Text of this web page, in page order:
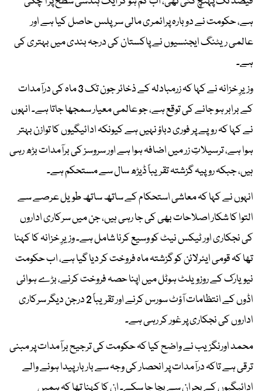
ہے، حکومت نے دوبارہ پرائمری مالی سرپلس حاصل کیا ہے اور
عالمی ریٹنگ ایجنسیوں نے پاکستان کی درجہ بندی میں بہتری کی
ہے۔
وزیرِ خزانہ نے کہا کہ زرمبادلہ کے ذخائر جون تک 3 ماہ کی درآمدات
کے برابر ہو جانے کی توقع ہے، جو عالمی معیار سمجھا جاتا ہے۔ انہوں
نے کہا کہ روپے پر فوری دباؤ نہیں ہے کیونکہ ادائیگیوں کا توازن بہتر
ہوا ہے، ترسیلاتِ زر میں اضافہ ہوا ہے اور سروسز کی برآمدات بڑھ رہی
ہیں، جبکہ روپیہ گزشتہ تقریباً ڈیڑھ سال سے مستحکم ہے۔
انہوں نے کہا کہ معاشی استحکام کے ساتھ ساتھ طویل عرصے سے
التوا کا شکار اصلاحات بھی کی جا رہی ہیں، جن میں سرکاری اداروں
کی نجکاری اور ٹیکس نیٹ کو وسیع کرنا شامل ہے۔ وزیرِ خزانہ کا کہنا
تھا کہ قومی ایئرلائن کو گزشتہ ماہ فروخت کر دیا گیا ہے، اب حکومت
نیویارک کے روزویلٹ ہوٹل میں اپنا حصہ فروخت کرنے، بڑے ہوائی
اڈوں کے انتظامات آؤٹ سورس کرنے اور تقریباً 2 درجن دیگر سرکاری
اداروں کی نجکاری پر غور کر رہی ہے۔
محمد اورنگزیب نے واضح کیا کہ حکومت کی ترجیح برآمدات پر مبنی
ترقی ہے تاکہ درآمدات پر انحصار کی وجہ سے بار بار پیدا ہونے والے
ادائیگیوں کے بحران سے بچا جا سکے۔ ان کا کہنا تھا کہ ہمیں